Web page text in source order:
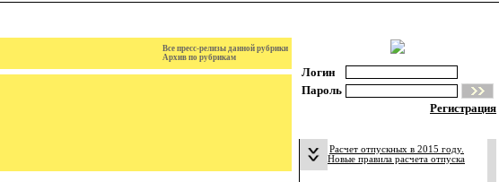
Все пресс-релизы данной рубрики
Архив по рубрикам
Логин
Пароль
Регистрация
Расчет отпускных в 2015 году.
Новые правила расчета отпуска